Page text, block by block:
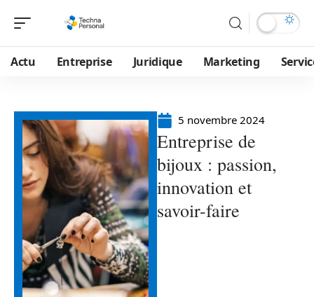
Actu Entreprise Juridique Marketing
5 novembre 2024
Entreprise de
bijoux : passion,
innovation et
savoir-faire